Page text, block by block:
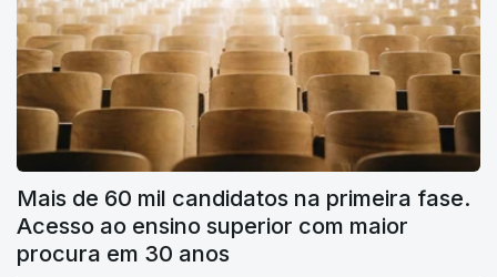
Mais de 60 mil candidatos na primeira fase.
Acesso ao ensino superior com maior
procura em 30 anos